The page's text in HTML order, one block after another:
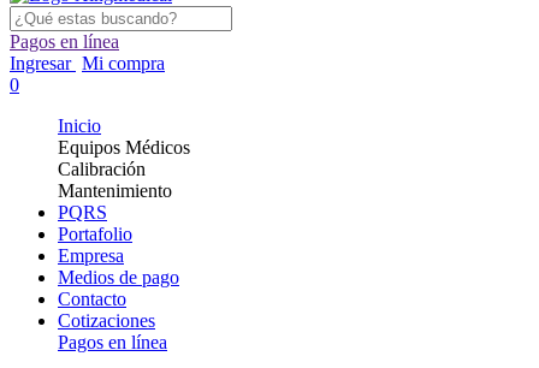
Pagos en línea
Ingresar Mi compra
0
Inicio
Equipos Médicos
Calibración
Mantenimiento
PQRS
Portafolio
Empresa
Medios de pago
Contacto
Cotizaciones
Pagos en línea